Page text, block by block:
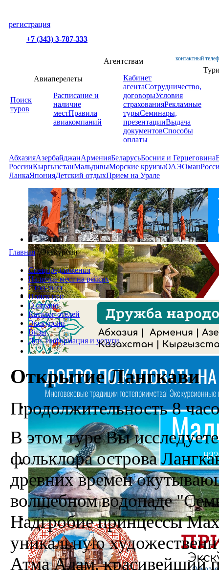
регистрация
+7 (343) 3-787-333
контактный
Поиск
туров
Авиаперелеты
Расписание и
наличие
местПравила
авиакомпаний
Агентствам
Кабинет
агентаСотрудничество,
договорыУсловия
страхованияРекламные
турыСеминары,
презентацииВыдача
документовСпособы
оплаты
АбхазияАзербайджанАрменияБеларусьБосния и Герцеговина
РоссииКыргызстанМальдивыМорские круизыОАЭОман
ЛанкаЯпонияДетский отдыхПрием на Урале
Главная /Экскурсии
Спецпредложения
Наличие мест на рейсах
Стоп-лист
Поиск цен
О стране
Каталог отелей
Экскурсии
Визы
Доп. информация и услуги
Открытие Лангкави
Продолжительность 8
В этом туре Вы
фольклора острова
древних времен
волшебном водопаде
Надгробие принцессы
уникальную
Атма Алам, красивейший